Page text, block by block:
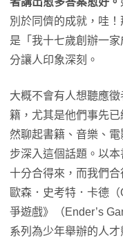
別於同儕的成就，哇
是「我十七歲創辦一
分讓人印象深刻。
大概不會有人想聽應
籍，尤其是他們事先
然聊起書籍、音樂、
步深入這個話題。以
十分合得來，而我們
歐森．史考特．卡德
爭遊戲》（Ender’s
系列為少年舉辦的人